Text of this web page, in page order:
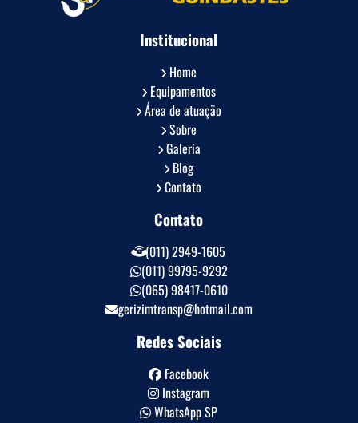
Institucional
Home
Equipamentos
Área de atuação
Sobre
Galeria
Blog
Contato
Contato
(011) 2949-1605
(011) 99795-9292
(065) 98417-0610
gerizimtransp@hotmail.com
Redes Sociais
Facebook
Instagram
WhatsApp SP